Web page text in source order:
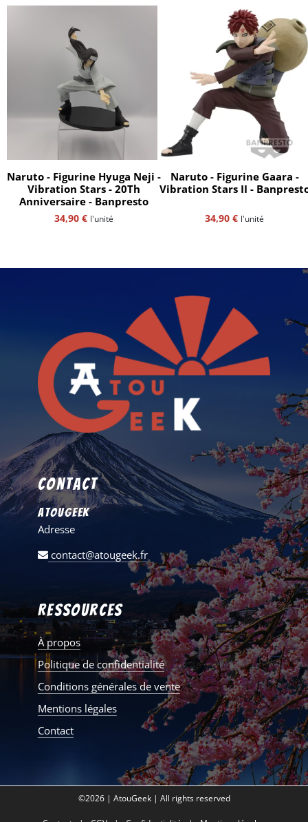
Naruto - Figurine Hyuga Neji -
Vibration Stars - 20Th
Anniversaire - Banpresto
34,90 € l'unité
Naruto - Figurine Gaara -
Vibration Stars II -
34,90 € l'unité
Contact
AtouGeek
Adresse
contact@atougeek.fr
Ressources
À propos
Politique de confidentialité
Conditions générales de vente
Mentions légales
Contact
©2026 | AtouGeek | All rights reserved